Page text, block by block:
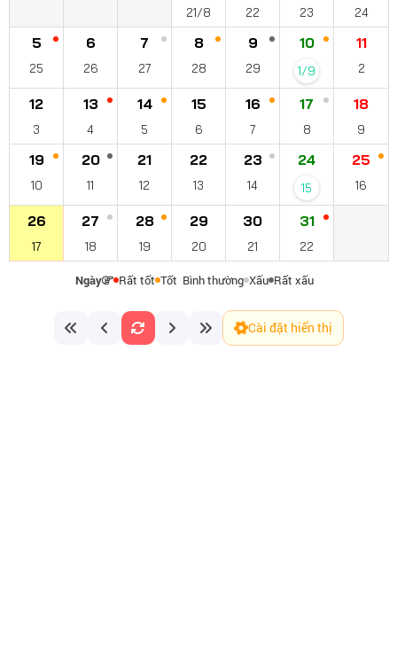
21/8 22 23 24
5
25
6
26
7
27
8
28
9
29
10
1/9
11
2
12
3
13
4
14
5
15
6
16
7
17
8
18
9
19
10
20
11
21
12
22
13
23
14
24
15
25
16
26
17
27
18
28
19
29
20
30
21
31
22
Ngày Rất tốt Tốt Bình thường Xấu Rất xấu
Cài đặt hiển thị